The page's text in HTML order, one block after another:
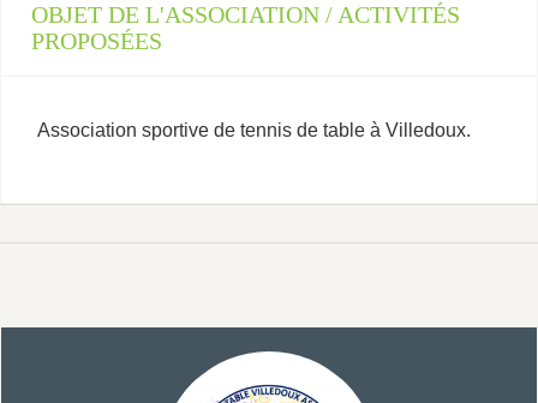
OBJET DE L'ASSOCIATION / ACTIVITÉS
PROPOSÉES
Association sportive de tennis de table à Villedoux.